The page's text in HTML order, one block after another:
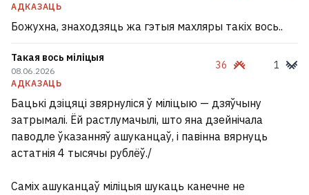
АДКАЗАЦЬ
Божухна, знаходзяць жа гэтыя махляры такіх вось..
Такая вось міліцыя
08.06.2026
АДКАЗАЦЬ
36 1
Бацькі дзіцяці звярнуліся ў міліцыю — дзяўчыну
затрымалі. Ёй растлумачылі, што яна дзейнічала
паводле ўказанняў ашуканцаў, і павінна вярнуць
астатнія 4 тысячы рублёў./
Саміх ашуканцаў міліцыя шукаць канечне не